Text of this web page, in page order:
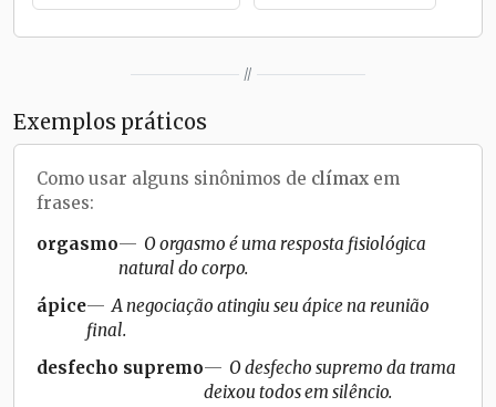
//
Exemplos práticos
Como usar alguns sinônimos de clímax em
frases:
orgasmo
O orgasmo é uma resposta fisiológica
natural do corpo.
ápice
A negociação atingiu seu ápice na reunião
final.
desfecho supremo
O desfecho supremo da trama
deixou todos em silêncio.